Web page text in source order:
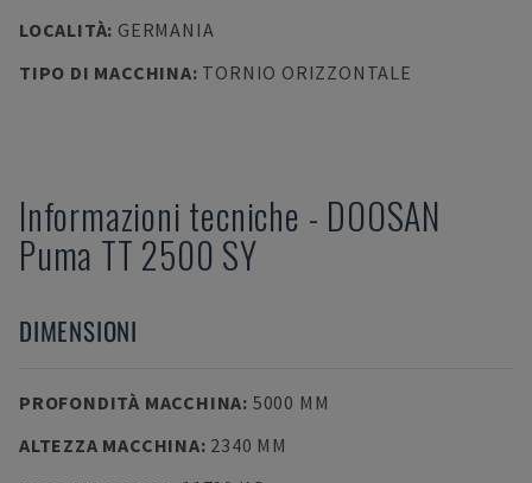
LOCALITÀ: GERMANIA
TIPO DI MACCHINA: TORNIO ORIZZONTALE
Informazioni tecniche - DOOSAN
Puma TT 2500 SY
DIMENSIONI
PROFONDITÀ MACCHINA: 5000 MM
ALTEZZA MACCHINA: 2340 MM